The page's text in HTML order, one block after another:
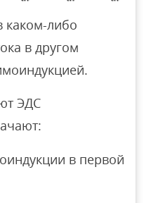
каком-либо
в другом
ЭДС
в первой